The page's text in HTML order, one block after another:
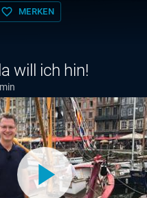
favorite_border MERKEN
will ich hin!